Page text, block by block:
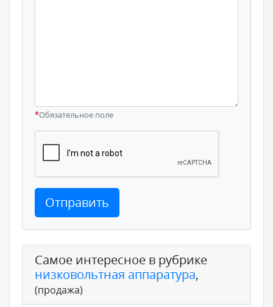
*Обязательное поле
Отправить
Самое интересное в рубрике
низковольтная аппаратура,
(продажа)